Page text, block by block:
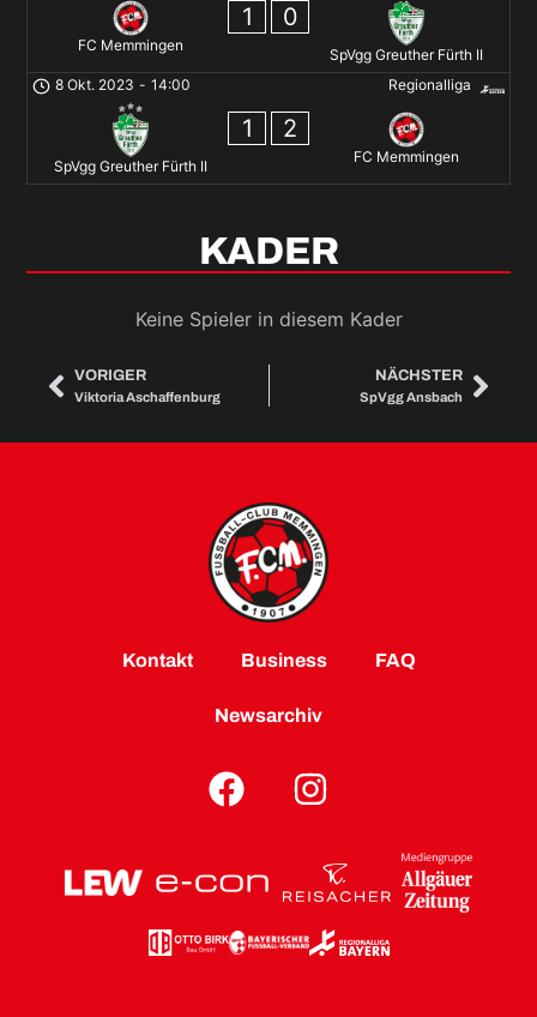
FC Memmingen
1 0
SpVgg Greuther Fürth II
Regionalliga
8 Okt. 2023 - 14:00
SpVgg Greuther Fürth II
1 2
FC Memmingen
KADER
Keine Spieler in diesem Kader
VORIGER
Viktoria Aschaffenburg
NÄCHSTER
SpVgg Ansbach
Kontakt Business FAQ
Newsarchiv